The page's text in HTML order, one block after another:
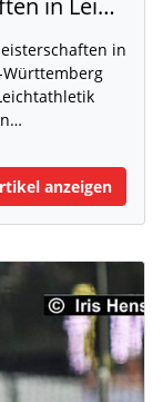
Deutsche Hallenmeisterschaften in Leipzig - Tag zwei
in
anzeigen